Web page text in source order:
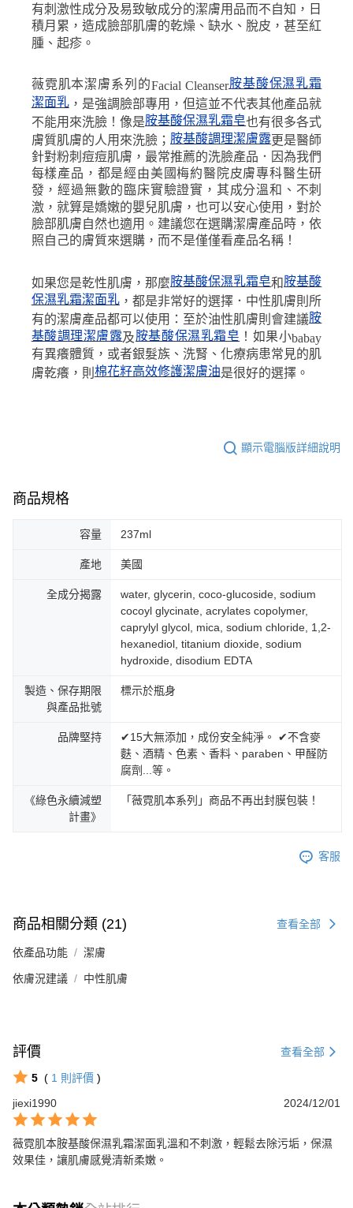
有刺激性成分及易致敏成分的潔膚用品而不自知，日
積月累，造成臉部肌膚的乾燥、缺水、脫皮，甚至紅
腫、起疹。
薇霓肌本潔膚系列的Facial Cleanser胺基酸保濕乳霜
潔面乳，是強調臉部專用，但這並不代表其他產品就
不能用來洗臉！像是胺基酸保濕乳霜皂也有很多各式
膚質肌膚的人用來洗臉； 胺基酸調理潔膚露更是醫師
針對粉刺痘痘肌膚，最常推薦的洗臉產品．因為我們
每樣產品，都是經由美國梅約醫院皮膚專科醫生研
發，經過無數的臨床實驗證實，其成分溫和、不刺
激，就算是嬌嫩的嬰兒肌膚，也可以安心使用，對於
臉部肌膚自然也適用。建議您在選購潔膚產品時，依
照自己的膚質來選購，而不是僅僅看產品名稱！
如果您是乾性肌膚，那麼胺基酸保濕乳霜皂和胺基酸
保濕乳霜潔面乳，都是非常好的選擇．中性肌膚則所
有的潔膚產品都可以使用：至於油性肌膚則會建議胺
基酸調理潔膚露及胺基酸保濕乳霜皂 ！如果小babay
有異癢體質，或者銀髮族、洗腎、化療病患常見的肌
膚乾癢，則 棉花籽高效修護潔膚油是很好的選擇。
顯示電腦版詳細說明
商品規格
容量 237ml
產地 美國
全成分揭露
water, glycerin, coco-glucoside, sodium
cocoyl glycinate, acrylates copolymer,
caprylyl glycol, mica, sodium chloride, 1,2-
hexanediol, titanium dioxide, sodium
hydroxide, disodium EDTA
製造、保存期限
與產品批號
標示於瓶身
品牌堅持
✔15大無添加，成份安全純淨。 ✔不含麥
麩、酒精、色素、香料、paraben、甲醛防
腐劑...等。
《綠色永續減塑
計畫》
「薇霓肌本系列」商品不再出封膜包裝！
客服
商品相關分類 (21) 查看全部
依產品功能 潔膚
依膚況建議 中性肌膚
評價 查看全部
5 ( 1 則評價 )
jiexi1990
2024/12/01
薇霓肌本胺基酸保濕乳霜潔面乳溫和不刺激，輕鬆去除污垢，保濕
效果佳，讓肌膚感覺清新柔嫩。